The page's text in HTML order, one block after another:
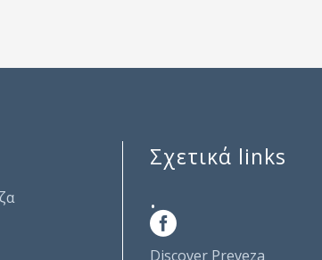
Σχετικά links
.
Discover Preveza